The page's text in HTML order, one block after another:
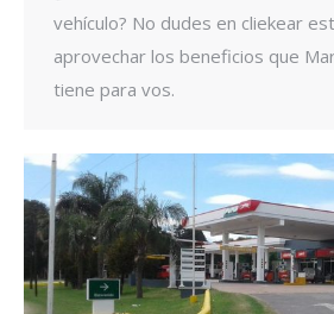
vehículo? No dudes en cliekear
aprovechar los beneficios que
tiene para vos.